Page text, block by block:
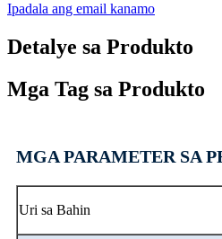
Ipadala ang email kanamo
Detalye sa Produkto
Mga Tag sa Produkto
MGA PARAMETER SA
Uri sa Bahin